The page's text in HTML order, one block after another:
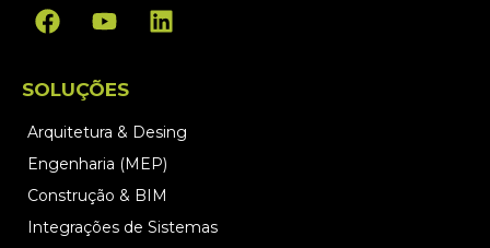
SOLUÇÕES
Arquitetura & Desing
Engenharia (MEP)
Construção & BIM
Integrações de Sistemas